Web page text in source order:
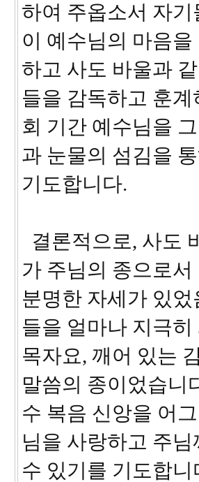
하여 주옵소서 자
이 예수님의 마음
하고 사도 바울과
들을 감독하고 훈
회 기간 예수님을
과 눈물의 섬김을
기도합니다.
결론적으로, 사도
가 주님의 종으로
분명한 자세가 있
들을 얼마나 지극
목자요, 깨어 있는
말씀의 종이었습니
수 복음 신앙을 어
님을 사랑하고 주
수 있기를 기도합